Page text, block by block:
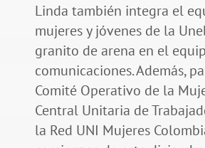
Linda también integra el
mujeres y jóvenes de la
granito de arena en el
comunicaciones. Además,
Comité Operativo de la
Central Unitaria de
la Red UNI Mujeres